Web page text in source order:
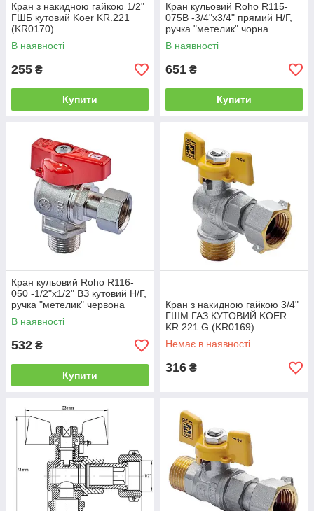
Кран з накидною гайкою 1/2"
ГШБ кутовий Koer KR.221
(KR0170)
В наявності
255 ₴
Купити
Кран кульовий Roho R115-
075B -3/4"х3/4" прямий Н/Г,
ручка "метелик" чорна
(RO0234)
В наявності
651 ₴
Купити
Кран кульовий Roho R116-
050 -1/2"х1/2" ВЗ кутовий Н/Г,
ручка "метелик" червона
(RO0235)
В наявності
532 ₴
Купити
Кран з накидною гайкою 3/4"
ГШМ ГАЗ КУТОВИЙ KOER
KR.221.G (KR0169)
Немає в наявності
316 ₴